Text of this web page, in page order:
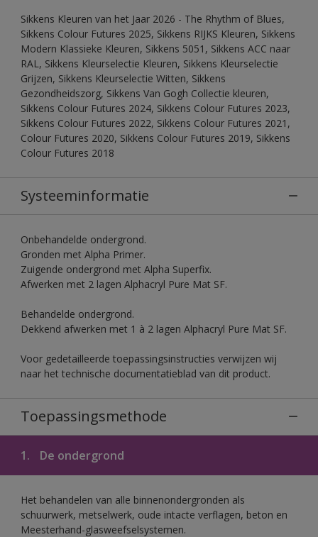
Sikkens Kleuren van het Jaar 2026 - The Rhythm of Blues,
Sikkens Colour Futures 2025, Sikkens RIJKS Kleuren, Sikkens
Modern Klassieke Kleuren, Sikkens 5051, Sikkens ACC naar
RAL, Sikkens Kleurselectie Kleuren, Sikkens Kleurselectie
Grijzen, Sikkens Kleurselectie Witten, Sikkens
Gezondheidszorg, Sikkens Van Gogh Collectie kleuren,
Sikkens Colour Futures 2024, Sikkens Colour Futures 2023,
Sikkens Colour Futures 2022, Sikkens Colour Futures 2021,
Colour Futures 2020, Sikkens Colour Futures 2019, Sikkens
Colour Futures 2018
Systeeminformatie
Onbehandelde ondergrond.
Gronden met Alpha Primer.
Zuigende ondergrond met Alpha Superfix.
Afwerken met 2 lagen Alphacryl Pure Mat SF.
Behandelde ondergrond.
Dekkend afwerken met 1 à 2 lagen Alphacryl Pure Mat SF.
Voor gedetailleerde toepassingsinstructies verwijzen wij
naar het technische documentatieblad van dit product.
Toepassingsmethode
1. De ondergrond
Het behandelen van alle binnenondergronden als
schuurwerk, metselwerk, oude intacte verflagen, beton en
Meesterhand-glasweefselsystemen.